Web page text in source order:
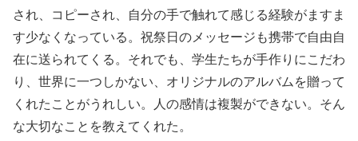
され、コピーされ、自分の手で触れて感じる経験がますま
す少なくなっている。祝祭日のメッセージも携帯で自由自
在に送られてくる。それでも、学生たちが手作りにこだわ
り、世界に一つしかない、オリジナルのアルバムを贈って
くれたことがうれしい。人の感情は複製ができない。そん
な大切なことを教えてくれた。